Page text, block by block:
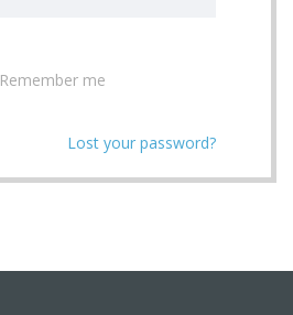
Remember me
Lost your password?